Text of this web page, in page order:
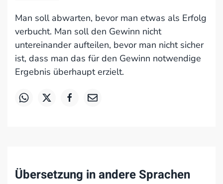
Man soll abwarten, bevor man etwas als Erfolg
verbucht. Man soll den Gewinn nicht
untereinander aufteilen, bevor man nicht sicher
ist, dass man das für den Gewinn notwendige
Ergebnis überhaupt erzielt.
Übersetzung in andere Sprachen